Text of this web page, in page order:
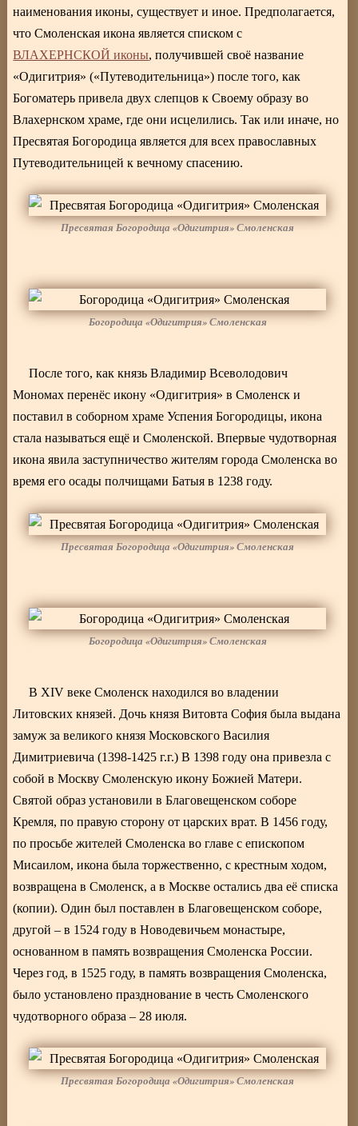
наименования иконы, существует и иное. Предполагается,
что Смоленская икона является списком с
ВЛАХЕРНСКОЙ иконы, получившей своё название
«Одигитрия» («Путеводительница») после того, как
Богоматерь привела двух слепцов к Своему образу во
Влахернском храме, где они исцелились. Так или иначе, но
Пресвятая Богородица является для всех православных
Путеводительницей к вечному спасению.
Пресвятая Богородица «Одигитрия» Смоленская
Богородица «Одигитрия» Смоленская
После того, как князь Владимир Всеволодович
Мономах перенёс икону «Одигитрия» в Смоленск и
поставил в соборном храме Успения Богородицы, икона
стала называться ещё и Смоленской. Впервые чудотворная
икона явила заступничество жителям города Смоленска во
время его осады полчищами Батыя в 1238 году.
Пресвятая Богородица «Одигитрия» Смоленская
Богородица «Одигитрия» Смоленская
В ХIV веке Смоленск находился во владении
Литовских князей. Дочь князя Витовта София была выдана
замуж за великого князя Московского Василия
Димитриевича (1398-1425 г.г.) В 1398 году она привезла с
собой в Москву Смоленскую икону Божией Матери.
Святой образ установили в Благовещенском соборе
Кремля, по правую сторону от царских врат. В 1456 году,
по просьбе жителей Смоленска во главе с епископом
Мисаилом, икона была торжественно, с крестным ходом,
возвращена в Смоленск, а в Москве остались два её списка
(копии). Один был поставлен в Благовещенском соборе,
другой – в 1524 году в Новодевичьем монастыре,
основанном в память возвращения Смоленска России.
Через год, в 1525 году, в память возвращения Смоленска,
было установлено празднование в честь Смоленского
чудотворного образа – 28 июля.
Пресвятая Богородица «Одигитрия» Смоленская